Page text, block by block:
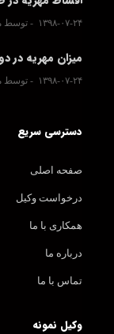
۱۳۹۸-۰۷-۲۴ توسط
میزان مهریه در
۱۳۹۸-۰۷-۲۴ توسط
دسترسی سریع
صفحه اصلی
درخواست وکیل
همکاری با ما
درباره ما
تماس با ما
وکیل نمونه